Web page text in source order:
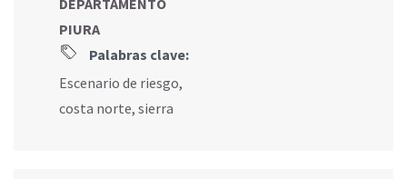
DEPARTAMENTO
PIURA
Palabras clave:
Escenario de riesgo,
costa norte, sierra